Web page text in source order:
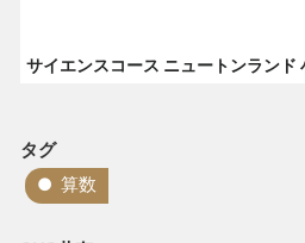
タグ
算数